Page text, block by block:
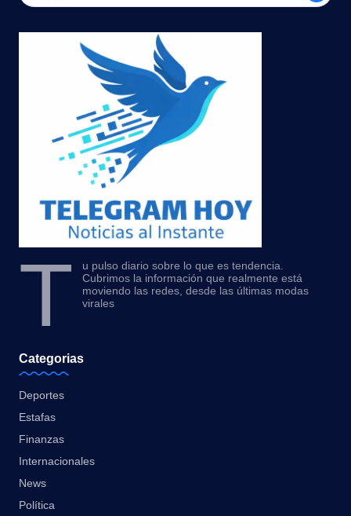
T
u pulso diario sobre lo que es tendencia.
Cubrimos la información que realmente está
moviendo las redes, desde las últimas modas
virales
Categorias
Deportes
Estafas
Finanzas
Internacionales
News
Política